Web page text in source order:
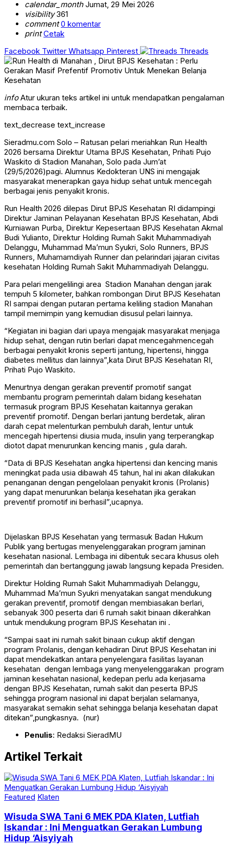
calendar_monthJumat, 29 Mei 2026
visibility361
comment 0 komentar
print Cetak
Facebook Twitter Whatsapp Pinterest Threads
infoAtur ukuran teks artikel ini untuk mendapatkan pengalaman
membaca terbaik.
text_decrease text_increase
Sieradmu.com Solo – Ratusan pelari meriahkan Run Health
2026 bersama Direktur Utama BPJS Kesehatan, Prihati Pujo
Waskito di Stadion Manahan, Solo pada Jum’at
(29/5/2026)pagi. Alumnus Kedokteran UNS ini mengajak
masyarakat menerapkan gaya hidup sehat untuk mencegah
berbagai jenis penyakit kronis.
Run Health 2026 dilepas Dirut BPJS Kesehatan RI didampingi
Direktur Jaminan Pelayanan Kesehatan BPJS Kesehatan, Abdi
Kurniawan Purba, Direktur Kepesertaan BPJS Kesehatan Akmal
Budi Yulianto, Direktur Holding Rumah Sakit Muhammadiyah
Delanggu, Muhammad Ma’mun Syukri, Solo Runners, BPJS
Runners, Muhamamdiyah Runner dan pelarindari jajaran civitas
kesehatan Holding Rumah Sakit Muhammadiyah Delanggu.
Para pelari mengelilingi area Stadion Manahan dengan jarak
tempuh 5 kilometer, bahkan rombongan Dirut BPJS Kesehatan
RI sampai dengan putaran pertama keliling stadion Manahan
tampil memimpin yang kemudian disusul pelari lainnya.
“Kegiatan ini bagian dari upaya mengajak masyarakat menjaga
hidup sehat, dengan rutin berlari dapat mencegahmencegah
berbagai penyakit kronis seperti jantung, hipertensi, hingga
diabetes mellitus dan lainnya”,kata Dirut BPJS Kesehatan RI,
Prihati Pujo Waskito.
Menurtnya dengan gerakan preventif promotif sangat
membantu program pemerintah dalam bidang kesehatan
termasuk program BPJS Kesehatan kaitannya gerakan
preventif promotif. Dengan berlari jantung berdetak, aliran
darah cepat melenturkan pembuluh darah, lentur untuk
mencegah hipertensi diusia muda, insulin yang terperangkap
diotot dapat menurunkan kencing manis , gula darah.
“Data di BPJS Kesehatan angka hipertensi dan kencing manis
meningkat pada usia dibawah 45 tahun, hal ini akan dilakukan
penanganan dengan pengelolaan penyakit kronis (Prolanis)
yang dapat menurunkan belanja kesehatan jika gerakan
preventif promotif ini berhasil”,ucapnya.
Dijelaskan BPJS Kesehatan yang termasuk Badan Hukum
Publik yang bertugas menyelenggarakan program jaminan
kesehatan nasional. Lembaga ini dibentuk secara khusus oleh
pemerintah dan bertanggung jawab langsung kepada Presiden.
Direktur Holding Rumah Sakit Muhammadiyah Delanggu,
Muhammad Ma’mun Syukri menyatakan sangat mendukung
gerakan preventif, promotif dengan membiasakan berlari,
sebanyak 300 peserta dari 6 rumah sakit binaan dikerahkan
untuk mendukung program BPJS Kesehatan ini .
“Sampai saat ini rumah sakit binaan cukup aktif dengan
program Prolanis, dengan kehadiran Dirut BPJS Kesehatan ini
dapat mendekatkan antara penyelengara fasilitas layanan
kesehatan dengan lembaga yang menyelenggarakan program
jaminan kesehatan nasional, kedepan perlu ada kerjasama
dengan BPJS Kesehatan, rumah sakit dan peserta BPJS
sehingga program nasional ini dapat berjalan selamanya,
masyarakat semakin sehat sehingga belanja kesehatan dapat
ditekan”,pungkasnya. (nur)
Penulis: Redaksi SieradMU
Artikel Terkait
Featured Klaten
Wisuda SWA Tani 6 MEK PDA Klaten, Lutfiah
Iskandar : Ini Menguatkan Gerakan Lumbung
Hidup ‘Aisyiyah